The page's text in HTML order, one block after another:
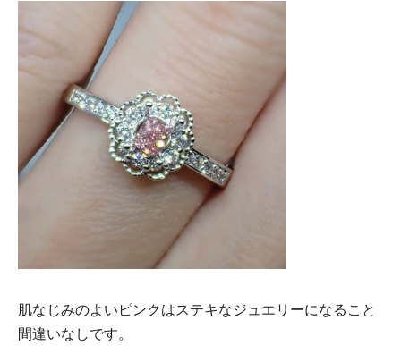
肌なじみのよいピンクはステキなジュエリーになること
間違いなしです。